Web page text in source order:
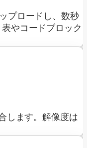
プロードし、数秒
やコードブロック
します。解像度は